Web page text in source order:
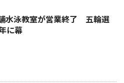
水泳教室が営業終了 五輪選
に幕